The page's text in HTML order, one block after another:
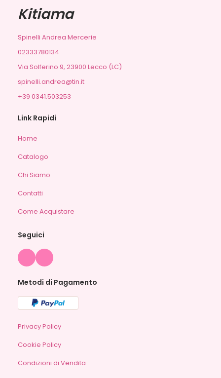
Kitiama
Spinelli Andrea Mercerie
02333780134
Via Solferino 9, 23900 Lecco (LC)
spinelli.andrea@tin.it
+39 0341.503253
Link Rapidi
Home
Catalogo
Chi Siamo
Contatti
Come Acquistare
Seguici
Metodi di Pagamento
Privacy Policy
Cookie Policy
Condizioni di Vendita